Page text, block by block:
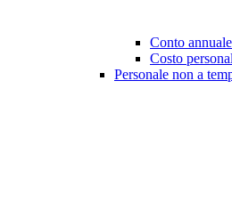
Conto
Costo
Personale non a